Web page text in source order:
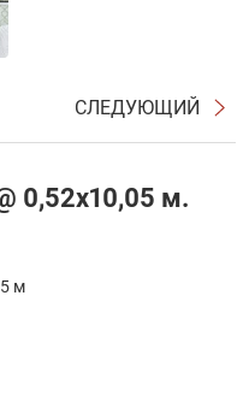
СЛЕДУЮЩИЙ
0,52x10,05 м.
м